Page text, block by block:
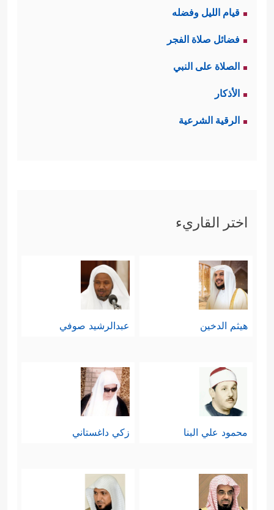
قيام الليل وفضله
فضائل صلاة الفجر
الصلاة على النبي
الأذكار
الرقية الشرعية
اختر القاريء
هيثم الدخين عبدالرشيد صوفي
محمود علي البنا زكي داغستاني